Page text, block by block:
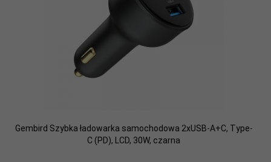
Gembird Szybka ładowarka samochodowa 2xUSB-A+C, Type-
C (PD), LCD, 30W, czarna